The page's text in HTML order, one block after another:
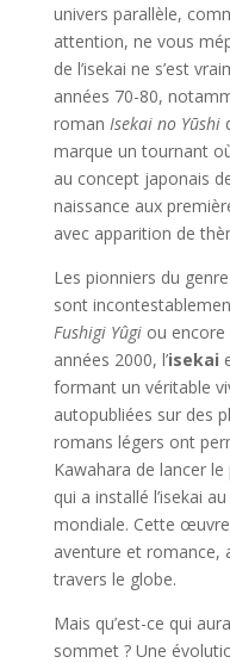
univers parallèle,
attention, ne vous
de l’isekai ne s’est
années 70-80,
roman Isekai no Yūshi
marque un tournant
au concept japonais
naissance aux
avec apparition de
Les pionniers du
sont
Fushigi Yûgiou encore
années 2000, l’isekai
formant un véritable
autopubliées sur des
romans légers ont
Kawahara de lancer
qui a installé l’isekai
mondiale. Cette
aventure et romance,
travers le globe.
Mais qu’est-ce qui
sommet ? Une